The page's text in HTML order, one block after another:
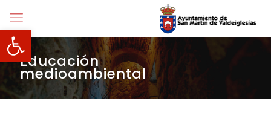
Abrir barra de herramientas
Educación
medioambiental